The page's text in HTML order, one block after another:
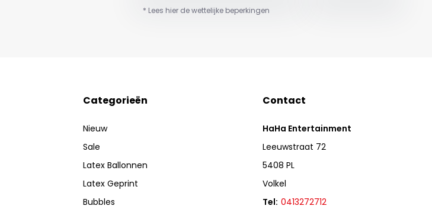
* Lees hier de wettelijke beperkingen
Categorieën
Nieuw
Sale
Latex Ballonnen
Latex Geprint
Bubbles
Contact
HaHa Entertainment
Leeuwstraat 72
5408 PL
Volkel
Tel: 0413272712